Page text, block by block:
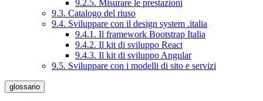
9.2.5. Misurare le prestazioni
9.3. Catalogo del riuso
9.4. Sviluppare con il design system .italia
9.4.1. Il framework Bootstrap Italia
9.4.2. Il kit di sviluppo React
9.4.3. Il kit di sviluppo Angular
9.5. Sviluppare con i modelli di sito e servizi
glossario